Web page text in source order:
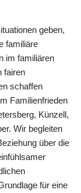
geben,
familiäre
im familiären
fairen
schaffen
Familienfrieden
Künzell,
Wir begleiten
über die
für eine